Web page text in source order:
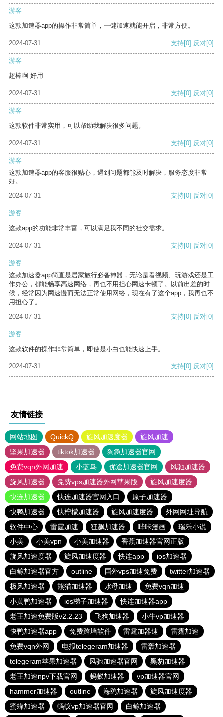
游客
这款加速器app的操作非常简单，一键加速就能开启，非常方便。
2024-07-31 支持[0] 反对[0]
游客
超棒啊 好用
2024-07-31 支持[0] 反对[0]
游客
这款软件非常实用，可以帮助我解决很多问题。
2024-07-31 支持[0] 反对[0]
游客
这款加速器app的客服很贴心，遇到问题都能及时解决，服务态度非常
好。
2024-07-31
支持[0] 反对[0]
游客
这款app的功能非常丰富，可以满足我不同的社交需求。
2024-07-31 支持[0] 反对[0]
游客
这款加速器app简直是居家旅行必备神器，无论是看视频、玩游戏还是工
作办公，都能畅享高速网络，再也不用担心网速卡顿了。以前出差的时
候，经常因为网速慢而无法正常使用网络，现在有了这个app，我再也不
用担心了。
2024-07-31
支持[0] 反对[0]
游客
这款软件的操作非常简单，即使是小白也能快速上手。
2024-07-31 支持[0] 反对[0]
友情链接
网站地图 QuickQ 旋风加速度器
旋风加速
坚果加速器
tiktok加速器
狗急加速器官网
免费vqn外网加速
小蓝鸟 优途加速器官网
风驰加速器
旋风加速器
免费vps加速器外网苹果版
旋风加速度器
快连加速器
快连加速器官网入口
原子加速器
快鸭加速器
快柠檬加速器 旋风加速度器
外网网址导航
软件中心
雷霆加速 狂飙加速器 哔咔漫画
瑞乐小说
小美
小美vpn 小美加速器
香蕉加速器官网正版
旋风加速度器
旋风加速度器 快连app
ios加速器
白鲸加速器官方
outline 国外vps加速免费
twitter加速器
极风加速器
熊猫加速器 水母加速
免费vqn加速
小黄鸭加速器
ios梯子加速器
快连加速器app
老王加速免费版v2.2.23
飞狗加速器
小牛vp加速器
快鸭加速器app
免费跨墙软件 雷霆加器速
雷霆加速
免费vqn外网
电报telegeram加速器
雷轰加速器
telegeram苹果加速器
风驰加速器官网
黑豹加速器
老王加速npv下载官网
蚂蚁加速器
vp加速器官网
hammer加速器
outline 海鸥加速器
旋风加速度器
蜜蜂加速器
蚂蚁vp加速器官网 白鲸加速器